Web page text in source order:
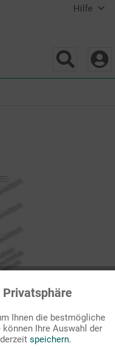
Hilfe
Aktiv
Inaktiv
Ihnen die bestmögliche
Ihre Auswahl der
speichern.